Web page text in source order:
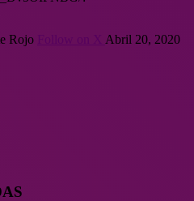
Rojo
Abril 20, 2020